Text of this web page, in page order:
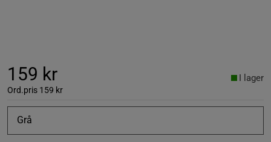
159 kr
Ord.pris 159 kr
I lager
Grå